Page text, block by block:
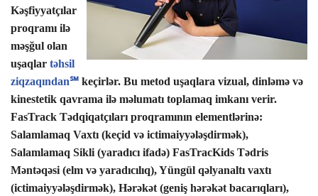
Kəşfiyyatçılar
proqramı ilə
məşğul olan
uşaqlar təhsil
ziqzaqından℠ keçirlər. Bu metod uşaqlara vizual, dinləmə və
kinestetik qavrama ilə məlumatı toplamaq imkanı verir.
FasTrack Tədqiqatçıları proqramının elementlərinə:
Salamlamaq Vaxtı (keçid və ictimaiyyələşdirmək),
Salamlamaq Sikli (yaradıcı ifadə) FasTracKids Tədris
Məntəqəsi (elm və yaradıcılıq), Yüngül qəlyanaltı vaxtı
(ictimaiyyələşdirmək), Hərəkət (geniş hərəkət bacarıqları),